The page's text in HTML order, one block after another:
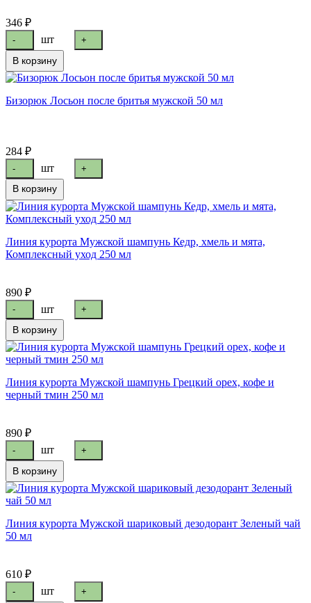
346 ₽
- шт +
В корзину
Бизорюк Лосьон после бритья мужской 50 мл
284 ₽
- шт +
В корзину
Линия курорта Мужской шампунь Кедр, хмель и мята,
Комплексный уход 250 мл
890 ₽
- шт +
В корзину
Линия курорта Мужской шампунь Грецкий орех, кофе и
черный тмин 250 мл
890 ₽
- шт +
В корзину
Линия курорта Мужской шариковый дезодорант Зеленый чай
50 мл
610 ₽
- шт +